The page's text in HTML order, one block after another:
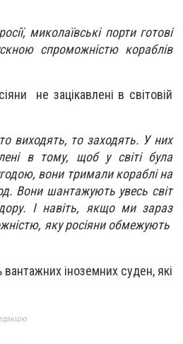
миколаївські порти готові
спроможністю кораблів
не зацікавлені в світовій
виходять, то заходять. У них
в тому, щоб у світі була
вони тримали кораблі на
Вони шантажують увесь світ
І навіть, якщо ми зараз
яку росіяниобмежують
іноземних суден, які